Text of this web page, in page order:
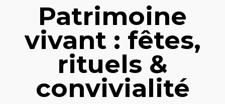
Patrimoine
vivant : fêtes,
rituels &
convivialité